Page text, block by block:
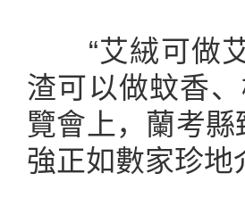
“艾絨可做艾
渣可以做蚊香
覽會上，蘭考
強正如數家珍地